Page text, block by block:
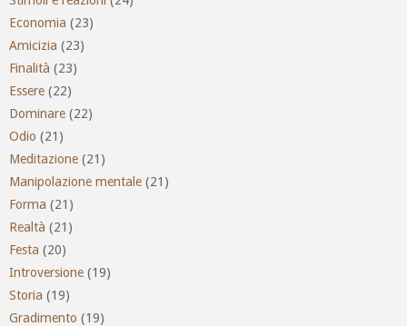
Economia (23)
Amicizia (23)
Finalità (23)
Essere (22)
Dominare (22)
Odio (21)
Meditazione (21)
Manipolazione mentale (21)
Forma (21)
Realtà (21)
Festa (20)
Introversione (19)
Storia (19)
Gradimento (19)